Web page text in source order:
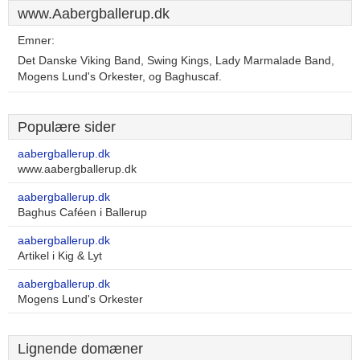
www.Aabergballerup.dk
Emner:
Det Danske Viking Band, Swing Kings, Lady Marmalade Band,
Mogens Lund's Orkester, og Baghuscaf.
Populære sider
aabergballerup.dk
www.aabergballerup.dk
aabergballerup.dk
Baghus Caféen i Ballerup
aabergballerup.dk
Artikel i Kig & Lyt
aabergballerup.dk
Mogens Lund's Orkester
Lignende domæner